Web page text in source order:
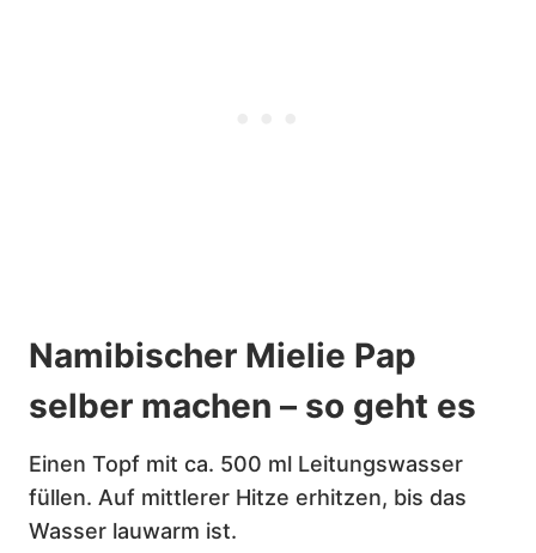
Namibischer Mielie Pap
selber machen – so geht es
Einen Topf mit ca. 500 ml Leitungswasser
füllen. Auf mittlerer Hitze erhitzen, bis das
Wasser lauwarm ist.